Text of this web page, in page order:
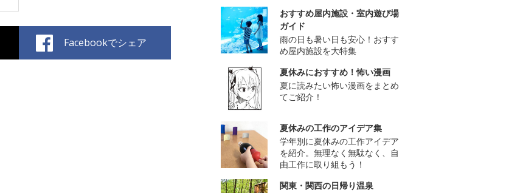
Facebookでシェア
おすすめ屋内施設・室内遊び場
ガイド
雨の日も暑い日も安心！おすす
め屋内施設を大特集
夏休みにおすすめ！怖い漫画
夏に読みたい怖い漫画をまとめ
てご紹介！
夏休みの工作のアイデア集
学年別に夏休みの工作アイデア
を紹介。無理なく無駄なく、自
由工作に取り組もう！
関東・関西の日帰り温泉